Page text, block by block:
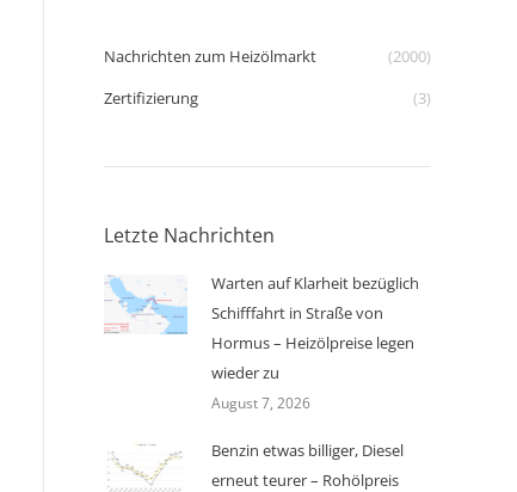
Nachrichten zum Heizölmarkt
(2000)
Zertifizierung
(3)
Letzte Nachrichten
Warten auf Klarheit bezüglich
Schifffahrt in Straße von
Hormus – Heizölpreise legen
wieder zu
August 7, 2026
Benzin etwas billiger, Diesel
erneut teurer – Rohölpreis